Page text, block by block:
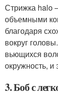
Стрижка halo
объемными
благодаря
вокруг
вьющихся
окружность,
3. Боб с